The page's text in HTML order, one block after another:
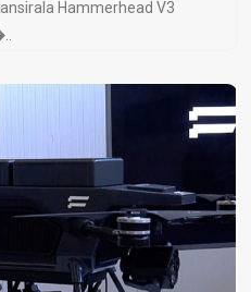
Hammerhead V3